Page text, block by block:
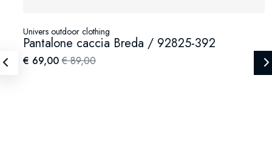
Univers outdoor clothing
Pantalone caccia Breda / 92825-392
€ 69,00€ 89,00